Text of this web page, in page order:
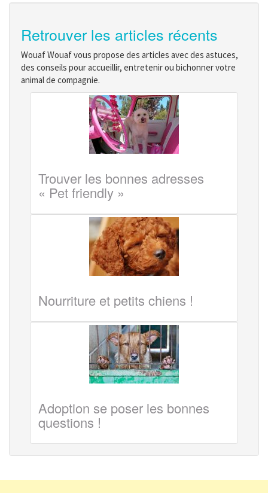
Retrouver les articles récents
Wouaf Wouaf vous propose des articles avec des astuces,
des conseils pour accueillir, entretenir ou bichonner votre
animal de compagnie.
Trouver les bonnes adresses
« Pet friendly »
Nourriture et petits chiens !
Adoption se poser les bonnes
questions !